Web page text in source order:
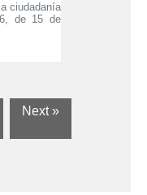
ciudadanía
de 15 de
Next »